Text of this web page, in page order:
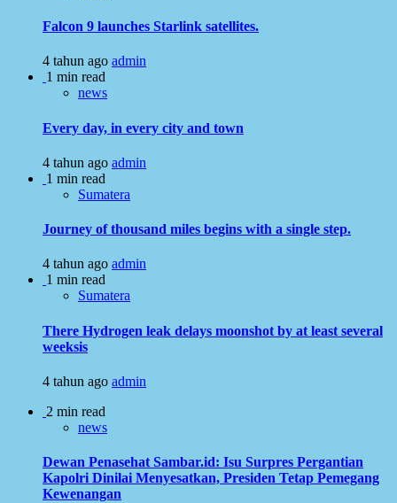
Falcon 9 launches Starlink satellites.
4 tahun ago admin
1 min read
news
Every day, in every city and town
4 tahun ago admin
1 min read
Sumatera
Journey of thousand miles begins with a single step.
4 tahun ago admin
1 min read
Sumatera
There Hydrogen leak delays moonshot by at least several
weeksis
4 tahun ago admin
2 min read
news
Dewan Penasehat Sambar.id: Isu Surpres Pergantian
Kapolri Dinilai Menyesatkan, Presiden Tetap Pemegang
Kewenangan